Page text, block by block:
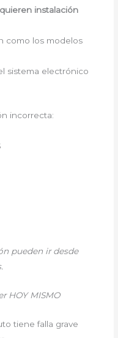
instalación
como los modelos
sistema electrónico
incorrecta:
pueden ir desde
HOY MISMO
tiene falla grave